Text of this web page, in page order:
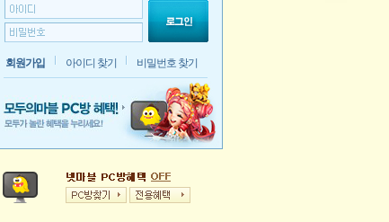
회원가입 아이디 찾기 비밀번호 찾기